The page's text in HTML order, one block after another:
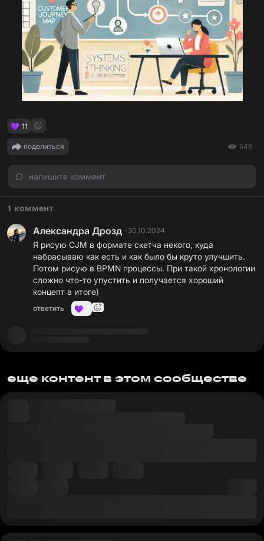
11
поделиться 546
напишите коммент
1 коммент
Александра Дрозд · 30.10.2024
Я рисую CJM в формате скетча некого, куда
набрасываю как есть и как было бы круто улучшить.
Потом рисую в BPMN процессы. При такой хронологии
сложно что-то упустить и получается хороший
концепт в итоге)
ответить
еще контент в этом сообществе